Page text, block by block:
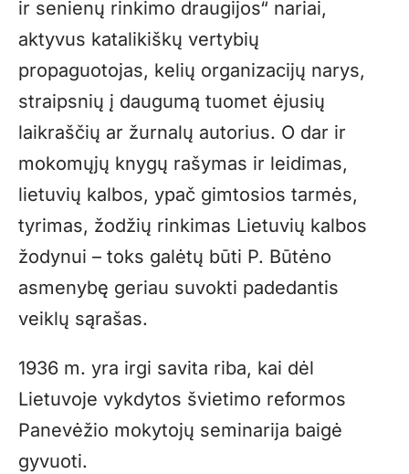
ir senienų rinkimo draugijos“ nariai,
aktyvus katalikiškų vertybių
propaguotojas, kelių organizacijų narys,
straipsnių į daugumą tuomet ėjusių
laikraščių ar žurnalų autorius. O dar ir
mokomųjų knygų rašymas ir leidimas,
lietuvių kalbos, ypač gimtosios tarmės,
tyrimas, žodžių rinkimas Lietuvių kalbos
žodynui – toks galėtų būti P. Būtėno
asmenybę geriau suvokti padedantis
veiklų sąrašas.
1936 m. yra irgi savita riba, kai dėl
Lietuvoje vykdytos švietimo reformos
Panevėžio mokytojų seminarija baigė
gyvuoti.